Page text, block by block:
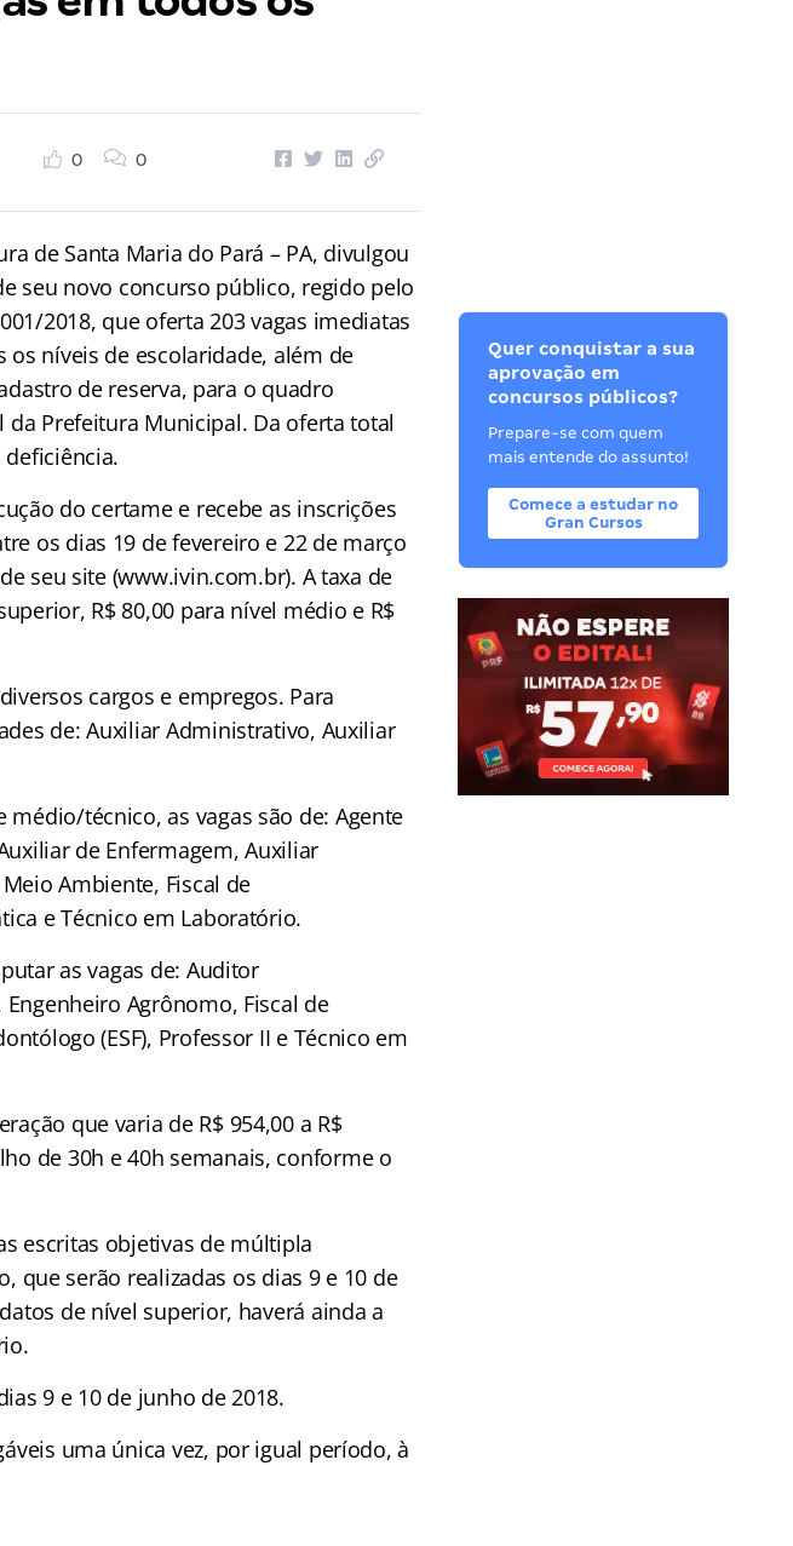
0 0
de Santa Maria do Pará – PA, divulgou
seu novo concurso público, regido pelo
2018, que oferta 203 vagas imediatas
os níveis de escolaridade, além de
de reserva, para o quadro
da Prefeitura Municipal. Da oferta total
deficiência.
do certame e recebe as inscrições
os dias 19 de fevereiro e 22 de março
seu site (www.ivin.com.br). A taxa de
R$ 80,00 para nível médio e R$
cargos e empregos. Para
de: Auxiliar Administrativo, Auxiliar
técnico, as vagas são de: Agente
de Enfermagem, Auxiliar
Ambiente, Fiscal de
e Técnico em Laboratório.
as vagas de: Auditor
Engenheiro Agrônomo, Fiscal de
(ESF), Professor II e Técnico em
que varia de R$ 954,00 a R$
de 30h e 40h semanais, conforme o
escritas objetivas de múltipla
que serão realizadas os dias 9 e 10 de
de nível superior, haverá ainda a
9 e 10 de junho de 2018.
uma única vez, por igual período, à
Quer conquistar a sua
aprovação em
concursos públicos?
Prepare-se com quem
mais entende do assunto!
Comece a estudar no
Gran Cursos